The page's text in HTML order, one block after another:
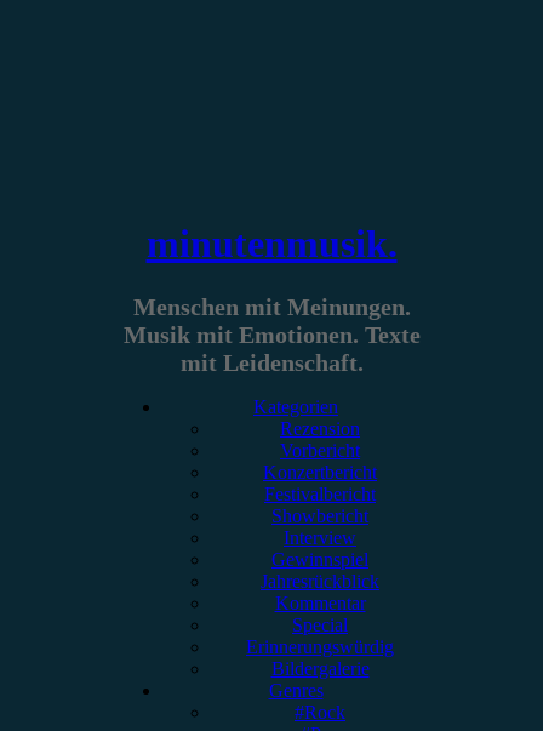
minutenmusik.
Menschen mit Meinungen.
Musik mit Emotionen. Texte
mit Leidenschaft.
Kategorien
Rezension
Vorbericht
Konzertbericht
Festivalbericht
Showbericht
Interview
Gewinnspiel
Jahresrückblick
Kommentar
Special
Erinnerungswürdig
Bildergalerie
Genres
#Rock